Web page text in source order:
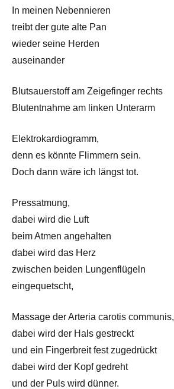
In meinen Nebennieren
treibt der gute alte Pan
wieder seine Herden
auseinander
Blutsauerstoff am Zeigefinger rechts
Blutentnahme am linken Unterarm
Elektrokardiogramm,
denn es könnte Flimmern sein.
Doch dann wäre ich längst tot.
Pressatmung,
dabei wird die Luft
beim Atmen angehalten
dabei wird das Herz
zwischen beiden Lungenflügeln
eingequetscht,
Massage der Arteria carotis communis,
dabei wird der Hals gestreckt
und ein Fingerbreit fest zugedrückt
dabei wird der Kopf gedreht
und der Puls wird dünner.